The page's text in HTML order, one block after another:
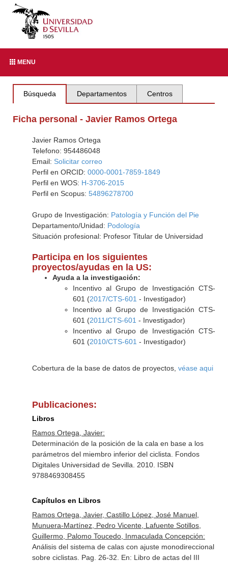
MENU
Búsqueda Departamentos Centros
Ficha personal - Javier Ramos Ortega
Javier Ramos Ortega
Telefono: 954486048
Email: Solicitar correo
Perfil en ORCID: 0000-0001-7859-1849
Perfil en WOS: H-3706-2015
Perfil en Scopus: 54896278700
Grupo de Investigación: Patología y Función del Pie
Departamento/Unidad: Podología
Situación profesional: Profesor Titular de Universidad
Participa en los siguientes
proyectos/ayudas en la US:
Ayuda a la investigación:
Incentivo al Grupo de Investigación CTS-
601 (2017/CTS-601 - Investigador)
Incentivo al Grupo de Investigación CTS-
601 (2011/CTS-601 - Investigador)
Incentivo al Grupo de Investigación CTS-
601 (2010/CTS-601 - Investigador)
Cobertura de la base de datos de proyectos, véase aqui
Publicaciones:
Libros
Ramos Ortega, Javier:
Determinación de la posición de la cala en base a los
parámetros del miembro inferior del ciclista. Fondos
Digitales Universidad de Sevilla. 2010. ISBN
9788469308455
Capítulos en Libros
Ramos Ortega, Javier, Castillo López, José Manuel,
Munuera-Martínez, Pedro Vicente, Lafuente Sotillos,
Guillermo, Palomo Toucedo, Inmaculada Concepción:
Análisis del sistema de calas con ajuste monodireccional
sobre ciclistas. Pag. 26-32. En: Libro de actas del III